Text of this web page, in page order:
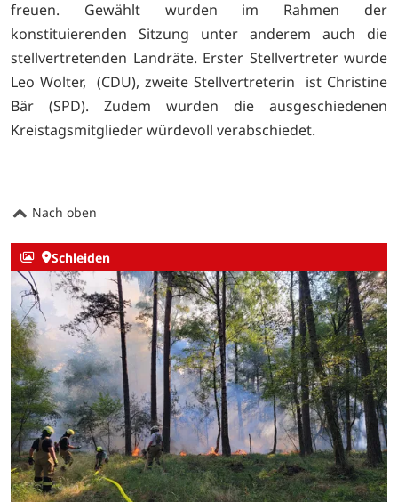
freuen. Gewählt wurden im Rahmen der
konstituierenden Sitzung unter anderem auch die
stellvertretenden Landräte. Erster Stellvertreter wurde
Leo Wolter, (CDU), zweite Stellvertreterin ist Christine
Bär (SPD). Zudem wurden die ausgeschiedenen
Kreistagsmitglieder würdevoll verabschiedet.
Nach oben
Schleiden